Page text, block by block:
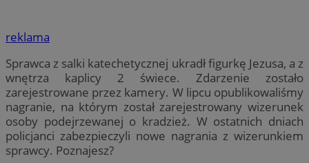
reklama
Sprawca z salki katechetycznej ukradł figurkę Jezusa, a z
wnętrza kaplicy 2 świece. Zdarzenie zostało
zarejestrowane przez kamery. W lipcu opublikowaliśmy
nagranie, na którym został zarejestrowany wizerunek
osoby podejrzewanej o kradzież. W ostatnich dniach
policjanci zabezpieczyli nowe nagrania z wizerunkiem
sprawcy. Poznajesz?